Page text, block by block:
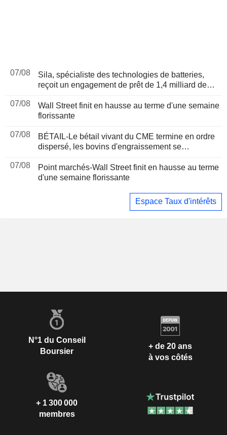
07/08
Sila, spécialiste des technologies de batteries,
reçoit un engagement de prêt de 1,4 milliard de
07/08
Wall Street finit en hausse au terme d'une semaine
florissante
07/08
BÉTAIL-Le bétail vivant du CME termine en ordre
dispersé, les bovins d'engraissement se
07/08
Point marchés-Wall Street finit en hausse au terme
d'une semaine florissante
Espace Taux d'intérêts
N°1 du Conseil
Boursier
+ de 20 ans
à vos côtés
+ 1 300 000
membres